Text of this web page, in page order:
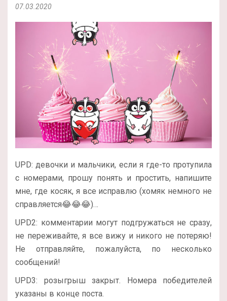
07.03.2020
UPD: девочки и мальчики, если я где-то протупила
с номерами, прошу понять и простить, напишите
мне, где косяк, я все исправлю (хомяк немного не
справляется😂😂😂)…
UPD2: комментарии могут подгружаться не сразу,
не переживайте, я все вижу и никого не потеряю!
Не отправляйте, пожалуйста, по несколько
сообщений!
UPD3: розыгрыш закрыт. Номера победителей
указаны в конце поста.